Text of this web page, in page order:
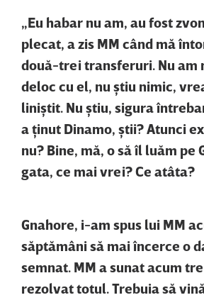
„Eu habar nu am, au fost
plecat, a zis MM când mă
două-trei transferuri. Nu am
deloc cu el, nu ştiu nimic,
liniştit. Nu ştiu, sigura
a ţinut Dinamo, ştii? Atunci
nu? Bine, mă, o să îl luăm pe
gata, ce mai vrei? Ce atâta?
Gnahore, i-am spus lui MM
săptămâni să mai încerce o
semnat. MM a sunat acum
rezolvat totul. Trebuia să